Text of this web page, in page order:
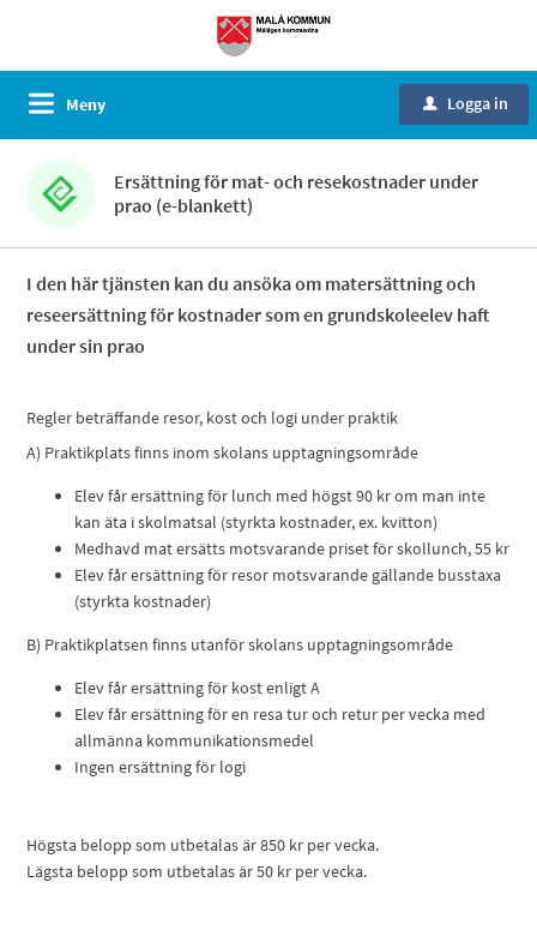
Meny u Logga in
Ersättning för mat- och resekostnader under
prao (e-blankett)
I den här tjänsten kan du ansöka om matersättning och
reseersättning för kostnader som en grundskoleelev haft
under sin prao
Regler beträffande resor, kost och logi under praktik
A) Praktikplats finns inom skolans upptagningsområde
Elev får ersättning för lunch med högst 90 kr om man inte
kan äta i skolmatsal (styrkta kostnader, ex. kvitton)
Medhavd mat ersätts motsvarande priset för skollunch, 55 kr
Elev får ersättning för resor motsvarande gällande busstaxa
(styrkta kostnader)
B) Praktikplatsen finns utanför skolans upptagningsområde
Elev får ersättning för kost enligt A
Elev får ersättning för en resa tur och retur per vecka med
allmänna kommunikationsmedel
Ingen ersättning för logi
Högsta belopp som utbetalas är 850 kr per vecka.
Lägsta belopp som utbetalas är 50 kr per vecka.